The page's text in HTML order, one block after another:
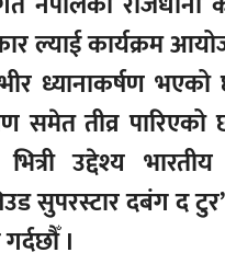
ल्याई कार्यक्रम
ध्यानाकर्षण भएको
तीव्र पारिएको छ
उद्देश्य
सुपरस्टार दबंग द
।